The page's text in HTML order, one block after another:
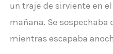
un traje de sirviente en
mañana. Se sospechaba
mientras escapaba